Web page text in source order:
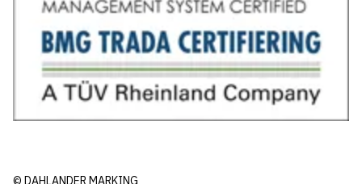
© DAHLANDER MARKING